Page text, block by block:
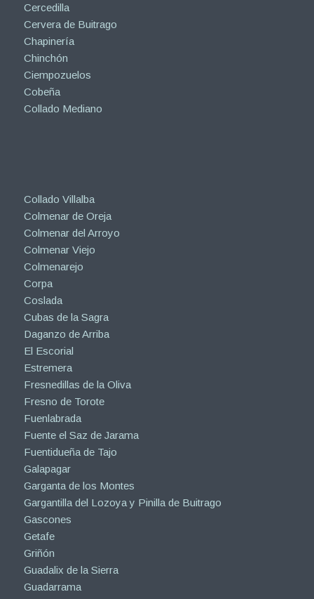
Cercedilla
Cervera de Buitrago
Chapinería
Chinchón
Ciempozuelos
Cobeña
Collado Mediano
Collado Villalba
Colmenar de Oreja
Colmenar del Arroyo
Colmenar Viejo
Colmenarejo
Corpa
Coslada
Cubas de la Sagra
Daganzo de Arriba
El Escorial
Estremera
Fresnedillas de la Oliva
Fresno de Torote
Fuenlabrada
Fuente el Saz de Jarama
Fuentidueña de Tajo
Galapagar
Garganta de los Montes
Gargantilla del Lozoya y Pinilla de Buitrago
Gascones
Getafe
Griñón
Guadalix de la Sierra
Guadarrama